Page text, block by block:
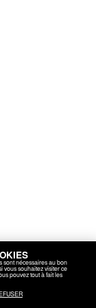
sont nécessaires au bon
vous souhaitez visiter ce
pouvez tout à fait les